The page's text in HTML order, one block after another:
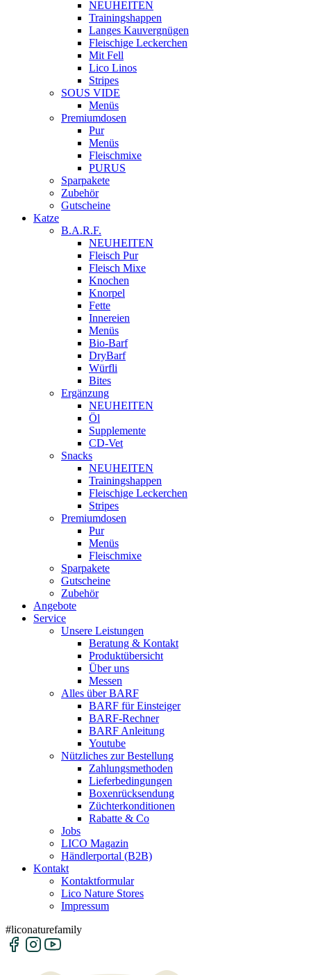
NEUHEITEN
Trainingshappen
Langes Kauvergnügen
Fleischige Leckerchen
Mit Fell
Lico Linos
Stripes
SOUS VIDE
Menüs
Premiumdosen
Pur
Menüs
Fleischmixe
PURUS
Sparpakete
Zubehör
Gutscheine
Katze
B.A.R.F.
NEUHEITEN
Fleisch Pur
Fleisch Mixe
Knochen
Knorpel
Fette
Innereien
Menüs
Bio-Barf
DryBarf
Würfli
Bites
Ergänzung
NEUHEITEN
Öl
Supplemente
CD-Vet
Snacks
NEUHEITEN
Trainingshappen
Fleischige Leckerchen
Stripes
Premiumdosen
Pur
Menüs
Fleischmixe
Sparpakete
Gutscheine
Zubehör
Angebote
Service
Unsere Leistungen
Beratung & Kontakt
Produktübersicht
Über uns
Messen
Alles über BARF
BARF für Einsteiger
BARF-Rechner
BARF Anleitung
Youtube
Nützliches zur Bestellung
Zahlungsmethoden
Lieferbedingungen
Boxenrücksendung
Züchterkonditionen
Rabatte & Co
Jobs
LICO Magazin
Händlerportal (B2B)
Kontakt
Kontaktformular
Lico Nature Stores
Impressum
#liconaturefamily